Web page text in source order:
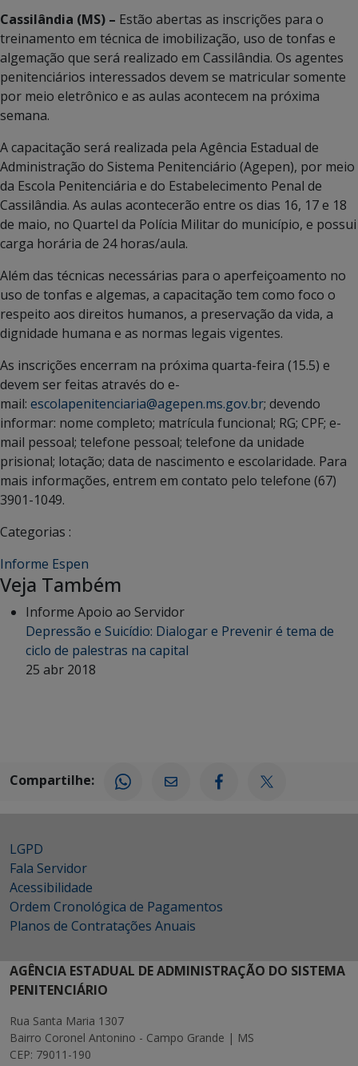
Cassilândia (MS) – Estão abertas as inscrições para o
treinamento em técnica de imobilização, uso de tonfas e
algemação que será realizado em Cassilândia. Os agentes
penitenciários interessados devem se matricular somente
por meio eletrônico e as aulas acontecem na próxima
semana.
A capacitação será realizada pela Agência Estadual de
Administração do Sistema Penitenciário (Agepen), por meio
da Escola Penitenciária e do Estabelecimento Penal de
Cassilândia. As aulas acontecerão entre os dias 16, 17 e 18
de maio, no Quartel da Polícia Militar do município, e possui
carga horária de 24 horas/aula.
Além das técnicas necessárias para o aperfeiçoamento no
uso de tonfas e algemas, a capacitação tem como foco o
respeito aos direitos humanos, a preservação da vida, a
dignidade humana e as normas legais vigentes.
As inscrições encerram na próxima quarta-feira (15.5) e
devem ser feitas através do e-
mail: escolapenitenciaria@agepen.ms.gov.br; devendo
informar: nome completo; matrícula funcional; RG; CPF; e-
mail pessoal; telefone pessoal; telefone da unidade
prisional; lotação; data de nascimento e escolaridade. Para
mais informações, entrem em contato pelo telefone (67)
3901-1049.
Categorias :
Informe Espen
Veja Também
Informe Apoio ao Servidor
Depressão e Suicídio: Dialogar e Prevenir é tema de
ciclo de palestras na capital
25 abr 2018
Compartilhe:
LGPD
Fala Servidor
Acessibilidade
Ordem Cronológica de Pagamentos
Planos de Contratações Anuais
AGÊNCIA ESTADUAL DE ADMINISTRAÇÃO DO SISTEMA
PENITENCIÁRIO
Rua Santa Maria 1307
Bairro Coronel Antonino - Campo Grande | MS
CEP: 79011-190